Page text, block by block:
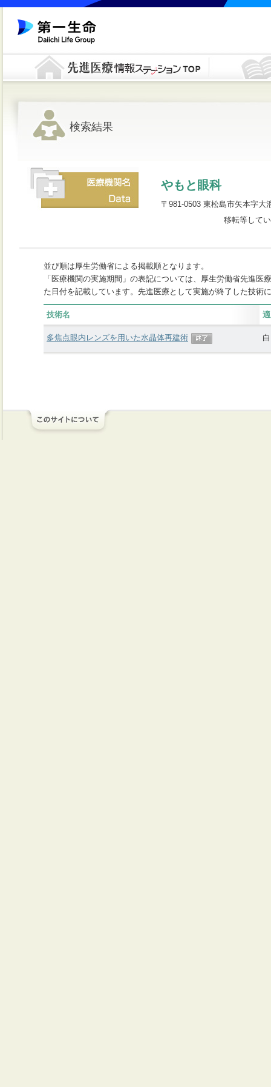
検索結果
やもと眼科
〒981-0503 東松島市矢本字大
移転等して
並び順は厚生労働省による掲載順となります。
「医療機関の実施期間」の表記については、厚生労働省先進
た日付を記載しています。先進医療として実施が終了した技術
技術名
多焦点眼内レンズを用いた水晶体再建術